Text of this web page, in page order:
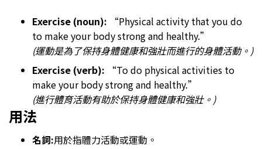
Exercise (noun): “Physical activity that you do
to make your body strong and healthy.”
(運動是為了保持身體健康和強壯而進行的身體活動。)
Exercise (verb): “To do physical activities to
make your body strong and healthy.”
(進行體育活動有助於保持身體健康和強壯。)
用法
名詞:用於指體力活動或運動。